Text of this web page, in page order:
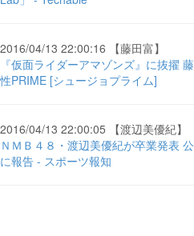
2016/04/13 22:00:16 【藤田富】
『仮面ライダーアマゾンズ』に抜擢
性PRIME [シュージョプライム]
2016/04/13 22:00:05 【渡辺美優紀】
ＮＭＢ４８・渡辺美優紀が卒業発表
に報告 - スポーツ報知